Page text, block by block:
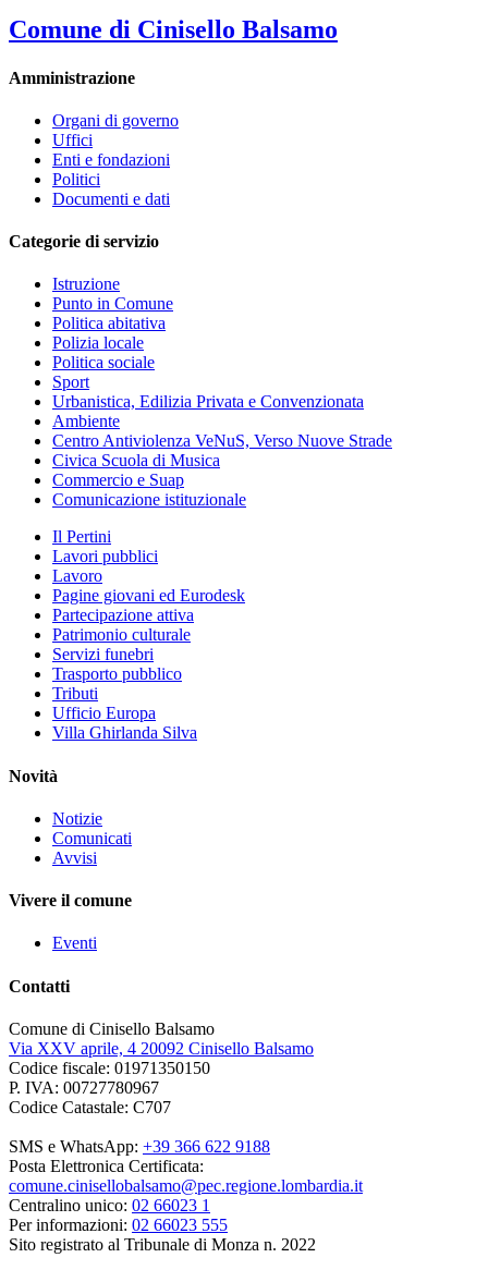
Comune di Cinisello Balsamo
Amministrazione
Organi di governo
Uffici
Enti e fondazioni
Politici
Documenti e dati
Categorie di servizio
Istruzione
Punto in Comune
Politica abitativa
Polizia locale
Politica sociale
Sport
Urbanistica, Edilizia Privata e Convenzionata
Ambiente
Centro Antiviolenza VeNuS, Verso Nuove Strade
Civica Scuola di Musica
Commercio e Suap
Comunicazione istituzionale
Il Pertini
Lavori pubblici
Lavoro
Pagine giovani ed Eurodesk
Partecipazione attiva
Patrimonio culturale
Servizi funebri
Trasporto pubblico
Tributi
Ufficio Europa
Villa Ghirlanda Silva
Novità
Notizie
Comunicati
Avvisi
Vivere il comune
Eventi
Contatti
Comune di Cinisello Balsamo
Via XXV aprile, 4 20092 Cinisello Balsamo
Codice fiscale: 01971350150
P. IVA: 00727780967
Codice Catastale: C707
SMS e WhatsApp: +39 366 622 9188
Posta Elettronica Certificata:
comune.cinisellobalsamo@pec.regione.lombardia.it
Centralino unico: 02 66023 1
Per informazioni: 02 66023 555
Sito registrato al Tribunale di Monza n. 2022